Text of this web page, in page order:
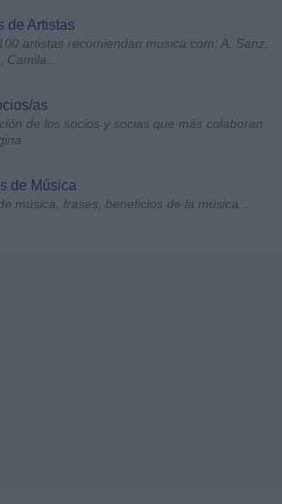
de Artistas
artistas recomiendan musica.com: A. Sanz,
Camila...
as
de los socios y socias que más colaboran
de Música
música, frases, beneficios de la música...